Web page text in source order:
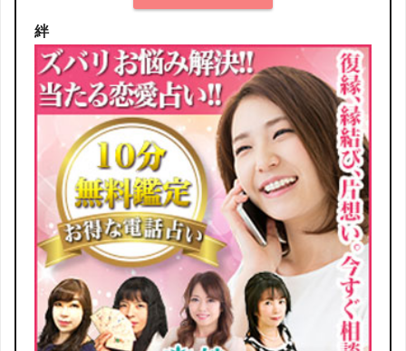
絆